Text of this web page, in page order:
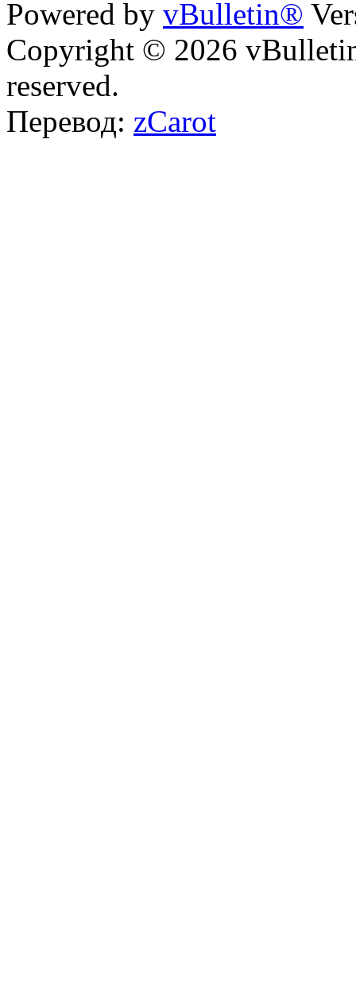
Powered by vBulletin®
Copyright © 2026
reserved.
Перевод: zCarot